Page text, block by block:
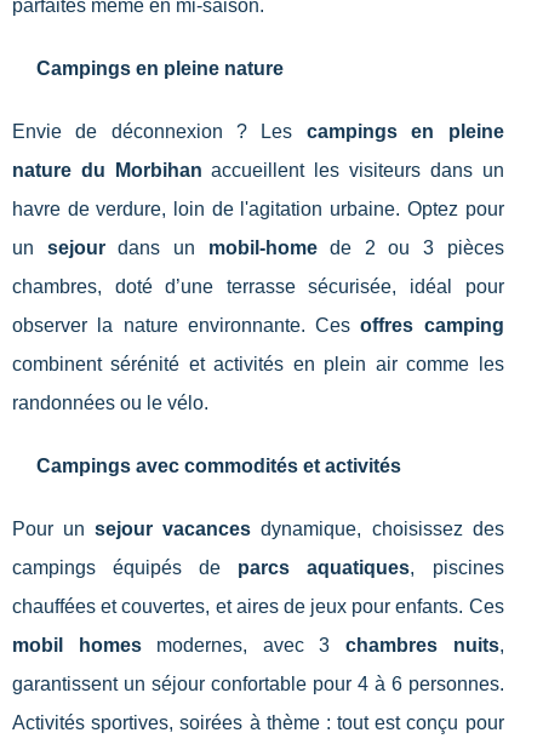
parfaites même en mi-saison.
Campings en pleine nature
Envie de déconnexion ? Les campings en pleine
nature du Morbihan accueillent les visiteurs dans un
havre de verdure, loin de l'agitation urbaine. Optez pour
un sejourdans un mobil-homede 2 ou 3 pièces
chambres, doté d’une terrasse sécurisée, idéal pour
observer la nature environnante. Cesoffres camping
combinent sérénité et activités en plein air comme les
randonnées ou le vélo.
Campings avec commodités et activités
Pour unsejour vacances dynamique, choisissez des
campings équipés de parcs aquatiques, piscines
chauffées et couvertes, et aires de jeux pour enfants. Ces
mobil homesmodernes, avec 3chambres nuits,
garantissent un séjour confortable pour 4 à 6 personnes.
Activités sportives, soirées à thème : tout est conçu pour